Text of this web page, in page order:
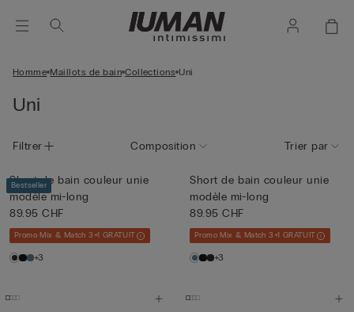
Homme Maillots de bain Collections Uni
Uni
Filtrer Composition Trier par
Bestseller
Short de bain couleur unie
modèle mi-long
89.95 CHF
Promo Mix & Match 3+1 GRATUIT
+3
Short de bain couleur unie
modèle mi-long
89.95 CHF
Promo Mix & Match 3+1 GRATUIT
+3